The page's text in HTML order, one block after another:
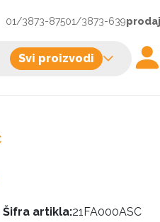
01/3873-87501/3873-639
Svi proizvodi
Šifra artikla:21FA000ASC